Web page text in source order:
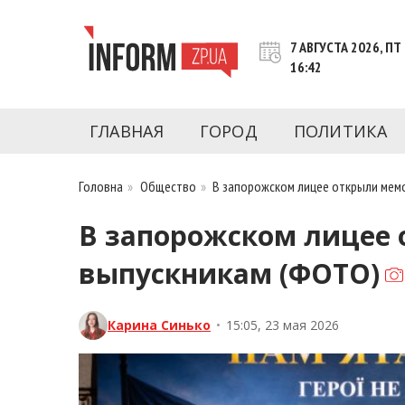
INFORM.ZP.UA – это информационный
последние новости Запорожья и
7 АВГУСТА 2026, ПТ
16:42
ГЛАВНАЯ ГОРОД ПОЛИТИКА
Головна » Общество »В запорожском лицее открыли
В запорожском
выпускникам (ФОТО)
Карина Синько • 15:05, 23 мая 2026